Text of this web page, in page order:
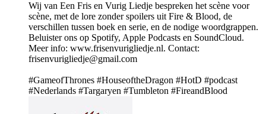
Wij van Een Fris en Vurig Liedje bespreken het scène voor
scène, met de lore zonder spoilers uit Fire & Blood, de
verschillen tussen boek en serie, en de nodige woordgrappen.
Beluister ons op Spotify, Apple Podcasts en SoundCloud.
Meer info: www.frisenvurigliedje.nl. Contact:
frisenvurigliedje@gmail.com
#GameofThrones #HouseoftheDragon #HotD #podcast
#Nederlands #Targaryen #Tumbleton #FireandBlood